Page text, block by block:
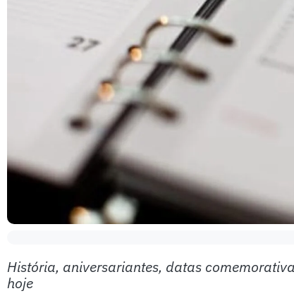
História, aniversariantes, datas
hoje